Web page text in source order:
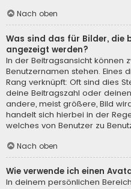
Nach oben
Was sind das für Bilder, die
angezeigt werden?
In der Beitragsansicht können
Benutzernamen stehen. Eines
Rang verknüpft: Oft sind dies
deine Beitragszahl oder
andere, meist größere, Bild
handelt sich hierbei in der
welches von Benutzer zu
Nach oben
Wie verwende ich einen
In deinem persönlichen